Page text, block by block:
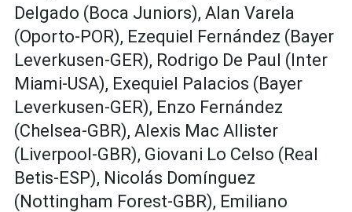
Delgado (Boca Juniors), Alan Varela
(Oporto-POR), Ezequiel Fernández (Bayer
Leverkusen-GER), Rodrigo De Paul (Inter
Miami-USA), Exequiel Palacios (Bayer
Leverkusen-GER), Enzo Fernández
(Chelsea-GBR), Alexis Mac Allister
(Liverpool-GBR), Giovani Lo Celso (Real
Betis-ESP), Nicolás Domínguez
(Nottingham Forest-GBR), Emiliano